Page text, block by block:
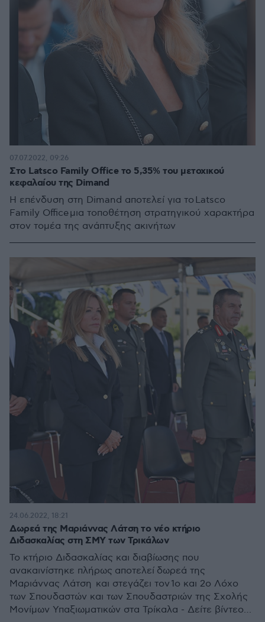
Στο Latsco Family Office το 5,35% του μετοχικού
κεφαλαίου της Dimand
Η επένδυση στη Dimand αποτελεί για το Latsco
Family Office μια τοποθέτηση στρατηγικού χαρακτήρα
στον τομέα της ανάπτυξης ακινήτων
07.07.2022, 09:26
Δωρεά της Μαριάννας Λάτση το νέο κτήριο
Διδασκαλίας στη ΣΜΥ των Τρικάλων
Το κτήριο Διδασκαλίας και διαβίωσης που
ανακαινίστηκε πλήρως αποτελεί δωρεά της
Μαριάννας Λάτση και στεγάζει τον 1ο και 2ο Λόχο
των Σπουδαστών και των Σπουδαστριών της Σχολής
Μονίμων Υπαξιωματικών στα Τρίκαλα - Δείτε βίντεο
24.06.2022, 18:21